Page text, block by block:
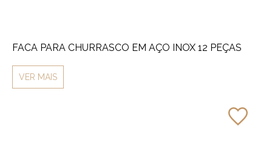
FACA PARA CHURRASCO EM AÇO INOX 12 PEÇAS
VER MAIS